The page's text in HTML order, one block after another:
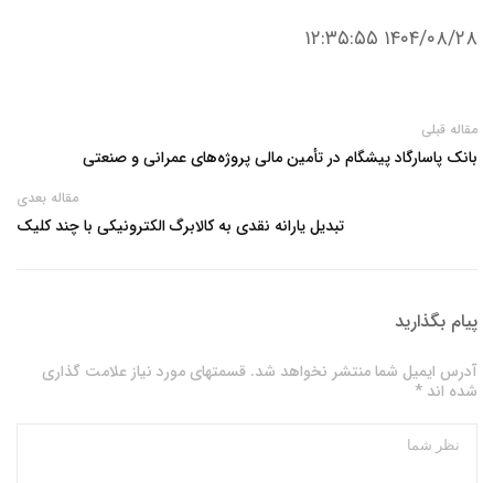
۱۴۰۴/۰۸/۲۸ ۱۲:۳۵:۵۵
مقاله قبلی
بانک پاسارگاد پیشگام در تأمین مالی پروژه‌های عمرانی و صنعتی
مقاله بعدی
تبدیل یارانه نقدی به کالابرگ الکترونیکی با چند کلیک
پیام بگذارید
آدرس ایمیل شما منتشر نخواهد شد. قسمتهای مورد نیاز علامت گذاری
شده اند *